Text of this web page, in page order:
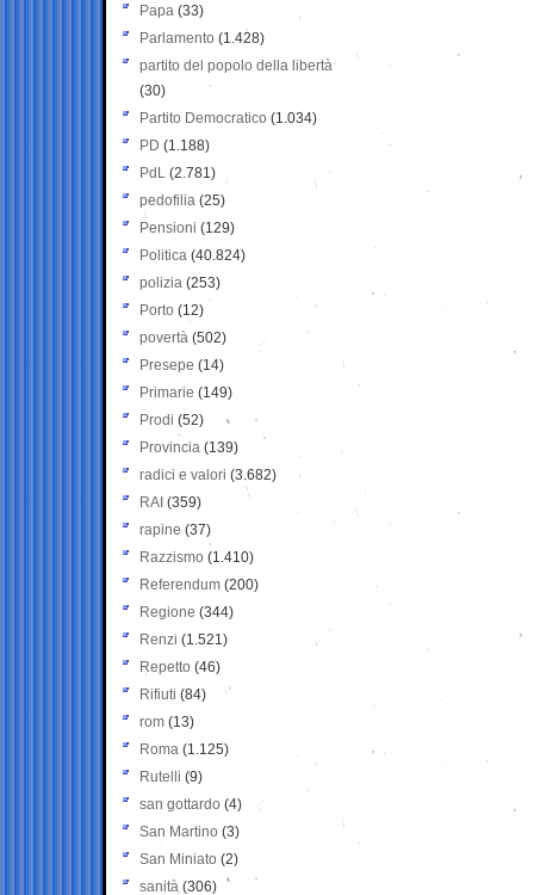
Papa (33)
Parlamento (1.428)
partito del popolo della libertà
(30)
Partito Democratico (1.034)
PD (1.188)
PdL (2.781)
pedofilia (25)
Pensioni (129)
Politica (40.824)
polizia (253)
Porto (12)
povertà (502)
Presepe (14)
Primarie (149)
Prodi (52)
Provincia (139)
radici e valori (3.682)
RAI (359)
rapine (37)
Razzismo (1.410)
Referendum (200)
Regione (344)
Renzi (1.521)
Repetto (46)
Rifiuti (84)
rom (13)
Roma (1.125)
Rutelli (9)
san gottardo (4)
San Martino (3)
San Miniato (2)
sanità (306)